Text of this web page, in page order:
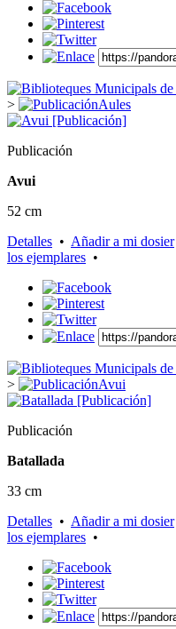
>
Aules
Publicación
Avui
52 cm
Detalles • Añadir a mi dosier
los ejemplares •
>
Avui
Publicación
Batallada
33 cm
Detalles • Añadir a mi dosier
los ejemplares •